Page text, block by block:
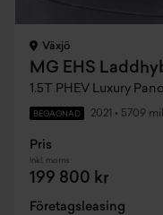
Växjö
MG EHS
1.5T PHEV Luxury
BEGAGNAD 2021 • 5709 mil
Pris
Inkl. moms
199 800 kr
Företagsleasing